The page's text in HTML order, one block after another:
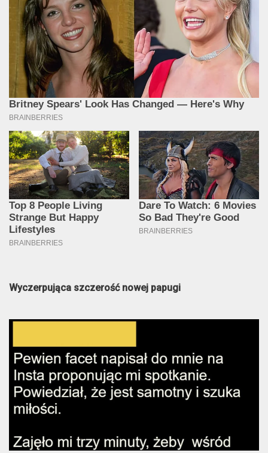
Wyczerpująca szczerość nowej papugi